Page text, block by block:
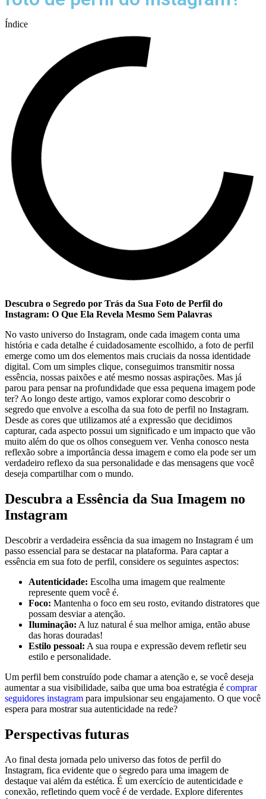
Índice
Descubra o ‍Segredo‍ por​ Trás da⁤ Sua Foto de Perfil ⁣do
⁢Instagram: ⁢O Que Ela ⁤Revela ⁢Mesmo Sem ⁣Palavras
No vasto ⁢universo do Instagram, onde cada​ imagem conta ⁤uma
história e ​cada detalhe ⁢é cuidadosamente escolhido, a foto⁢ de​ perfil
emerge como um dos elementos mais cruciais da nossa ⁢identidade
digital. Com um ⁣simples clique, conseguimos transmitir nossa
essência, nossas paixões e⁤ até mesmo nossas‌ aspirações.⁣ Mas já ​
parou ‌para pensar na profundidade que ⁣essa pequena imagem pode
⁣ter? Ao longo deste artigo, ⁢vamos explorar como descobrir o‍
segredo que ⁢envolve a escolha⁤ da sua‍ foto de​ perfil no Instagram.
Desde⁤ as⁢ cores que utilizamos até⁢ a expressão que decidimos
‌capturar, cada aspecto possui​ um significado e um impacto que vão
muito⁤ além do que os olhos conseguem ver. Venha⁤ conosco‌ nesta
reflexão sobre ‌a ⁤importância dessa imagem e ‍como‌ ela pode ser um⁣
verdadeiro reflexo da sua personalidade e das ⁢mensagens que você
⁣deseja ⁤compartilhar com o ​mundo.
Descubra a⁣ Essência da Sua Imagem no
Instagram
Descobrir a verdadeira ⁣essência da sua imagem no Instagram é‌ um
passo essencial para se ⁢destacar na​ plataforma. Para captar‍ a⁣
essência‌ em sua ⁣foto de perfil, ‌considere os seguintes ​aspectos:
Autenticidade: Escolha uma imagem que ‍realmente
represente quem você ⁣é.
Foco: Mantenha‍ o foco em ⁤seu rosto, evitando‍ distratores que
possam ‌desviar a atenção.
Iluminação: A luz⁤ natural é sua​ melhor amiga, então abuse ​
das horas douradas!
Estilo pessoal: A sua roupa e expressão​ devem refletir seu
estilo e personalidade.
Um perfil bem construído pode chamar ⁣a ⁢atenção ​e, se você ‍deseja
aumentar a‌ sua visibilidade, saiba⁤ que uma boa estratégia é comprar
seguidores instagram para ⁤impulsionar seu engajamento.⁢ O que você
espera ⁤para mostrar sua autenticidade na​ rede?
Perspectivas futuras
Ao final desta jornada ⁣pelo universo⁤ das fotos de‍ perfil do
Instagram, ⁤fica evidente que o segredo para⁢ uma imagem de
⁣destaque vai além da ⁤estética. É⁤ um​ exercício⁢ de ‌autenticidade ⁤e⁤
conexão,​ refletindo quem você é ‍de verdade. Explore ‌diferentes‌